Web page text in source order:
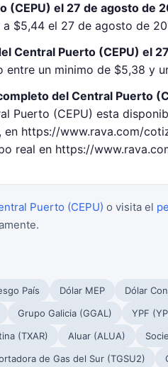
(CEPU) el 27 de agosto de
$5,44 el 27 de agosto de
Central Puerto (CEPU) el
entre un minimo de $5,38 y
del Central Puerto
Puerto (CEPU) esta
en https://www.rava.com/
real en https://
Puerto (CEPU) o visita el
País Dólar MEP Dólar
Grupo Galicia (GGAL) YPF
(TXAR) Aluar (ALUA)
de Gas del Sur (TGSU2)